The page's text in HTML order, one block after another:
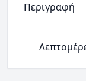
Περιγραφή